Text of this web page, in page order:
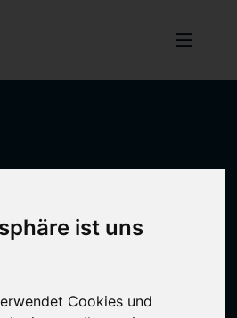
ist uns
Cookies und